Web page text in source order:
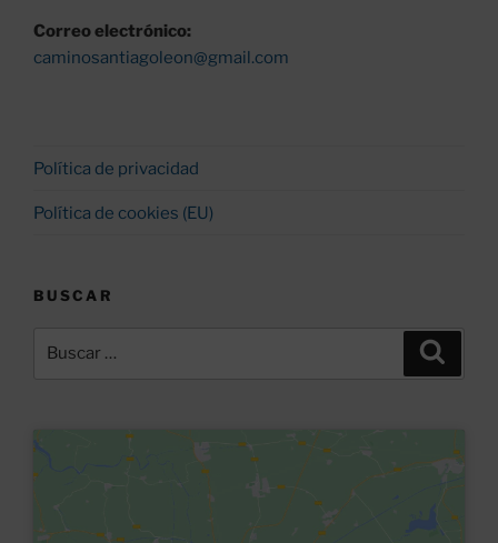
Correo electrónico:
caminosantiagoleon@gmail.com
Política de privacidad
Política de cookies (EU)
BUSCAR